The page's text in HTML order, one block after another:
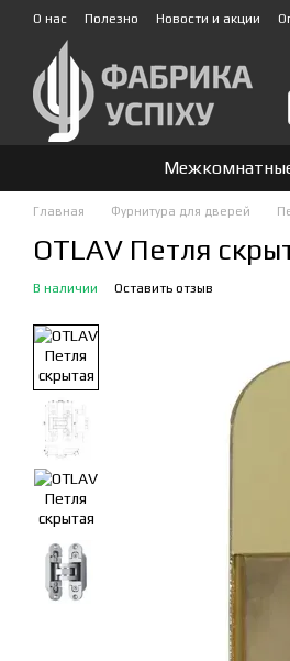
Перейти к основному контенту
О нас Полезно Новости и акции
Стать партнером!👍
Главная Фурнитура для дверей
OTLAV Петля
В наличии Оставить отзыв